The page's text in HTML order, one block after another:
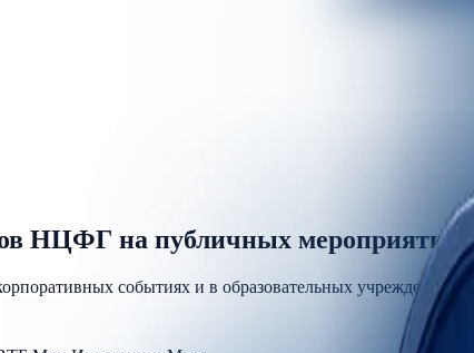
НЦФГ на публичных мероприятиях
событиях и в образовательных учреждениях.